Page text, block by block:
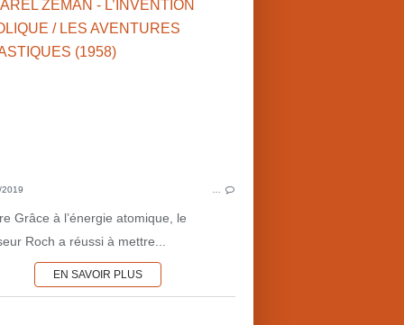
1950'S
USA
CONTACTS EXTRATERRESTRES
2019
Grâce à l’énergie atomique, le
Roch a réussi à mettre...
EN SAVOIR PLUS